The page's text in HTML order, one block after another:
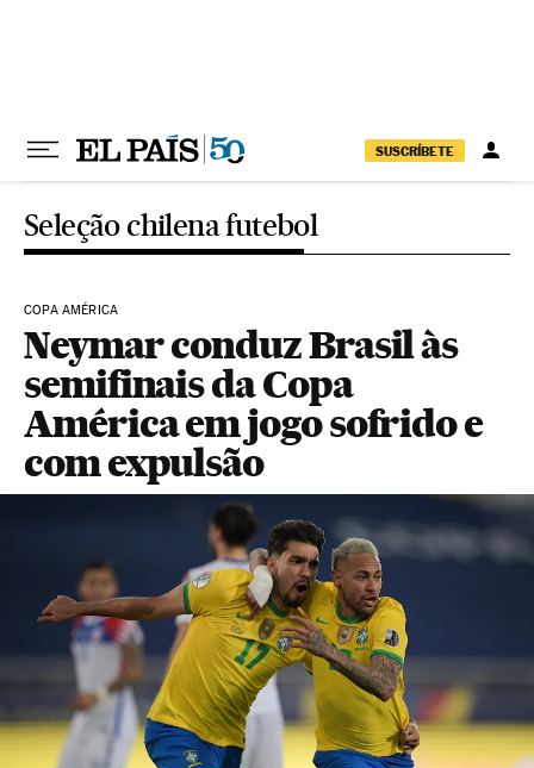
SUSCRÍBETE
Seleção chilena futebol
COPA AMÉRICA
Neymar conduz Brasil às
semifinais da Copa
América em jogo sofrido e
com expulsão